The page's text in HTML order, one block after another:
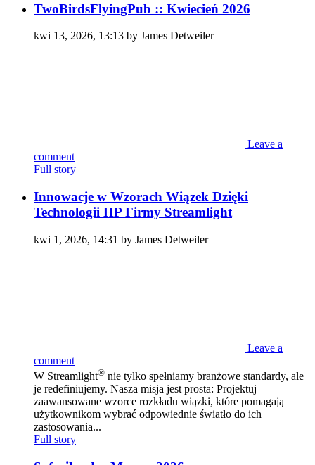
TwoBirdsFlyingPub :: Kwiecień 2026
kwi 13, 2026, 13:13 by James Detweiler
Leave a
comment
Full story
Innowacje w Wzorach Wiązek Dzięki
Technologii HP Firmy Streamlight
kwi 1, 2026, 14:31 by James Detweiler
Leave a
comment
W Streamlight® nie tylko spełniamy branżowe standardy, ale
je redefiniujemy. Nasza misja jest prosta: Projektuj
zaawansowane wzorce rozkładu wiązki, które pomagają
użytkownikom wybrać odpowiednie światło do ich
zastosowania...
Full story